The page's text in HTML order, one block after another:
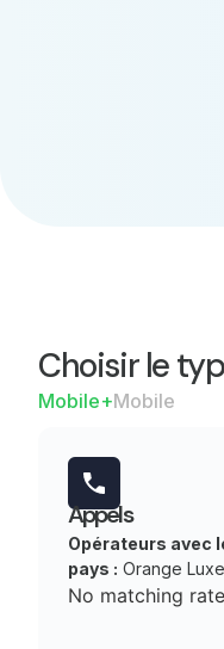
Choisir le
Mobile+Mobile
Appels
Opérateurs avec
pays : Orange
No matching